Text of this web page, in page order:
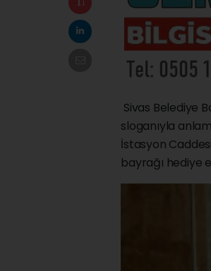
Sivas Belediye
sloganıyla
İstasyon
bayrağı hediye